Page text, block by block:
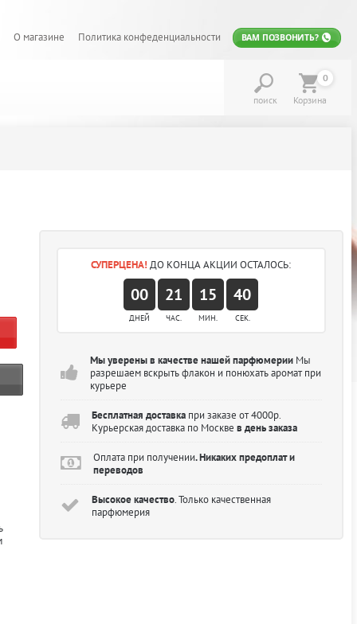
О магазине Политика конфеденциальности ВАМ ПОЗВОНИТЬ?
поиск
0
Корзина
СУПЕРЦЕНА! ДО КОНЦА АКЦИИ ОСТАЛОСЬ:
00 21 15 39
ДНЕЙ ЧАС. МИН. СЕК.
Мы уверены в качестве нашей парфюмерииМы
разрешаем вскрыть флакон и понюхать аромат при
курьере
Бесплатная доставкапри заказе от 4000р.
Курьерская доставка по Москве в день заказа
Оплата при получении. Никаких предоплат и
переводов
Высокое качество. Только качественная
парфюмерия